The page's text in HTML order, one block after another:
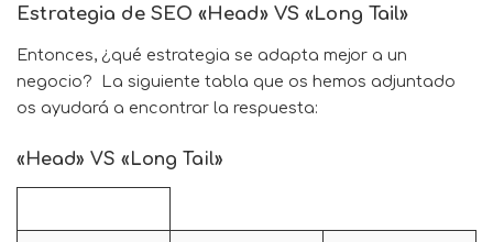
Estrategia de SEO «Head» VS «Long Tail»
Entonces, ¿qué estrategia se adapta mejor a un
negocio? La siguiente tabla que os hemos adjuntado
os ayudará a encontrar la respuesta:
«Head» VS «Long Tail»